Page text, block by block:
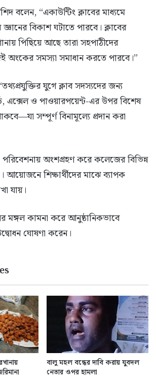
বলেন, “একাউন্টিং ক্লাবের মাধ্যমে
জ্ঞানের বিকাশ ঘটাতে পারবে। ক্লাবের
পিছিয়ে আছে তারা সহপাঠীদের
অংকের সমস্যা সমাধান করতে পারবে।”
যুগে ক্লাব সদস্যদের জন্য
এক্সেল ও পাওয়ারপয়েন্ট-এর উপর বিশেষ
সম্পূর্ণ বিনামূল্যে প্রদান করা
পরিবেশনায় অংশগ্রহণ করে কলেজের বিভিন্ন
আয়োজনে শিক্ষার্থীদের মাঝে ব্যাপক
যায়।
মঙ্গল কামনা করে আনুষ্ঠানিকভাবে
ঘোষণা করেন।
বালু মহল বন্ধের দাবি করায় যুবদল
নেতার ওপর হামলা